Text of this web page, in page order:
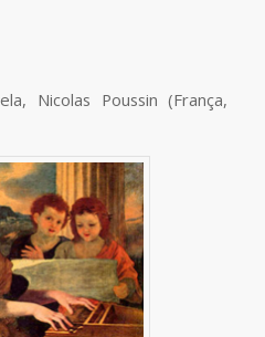
Nicolas Poussin (França,